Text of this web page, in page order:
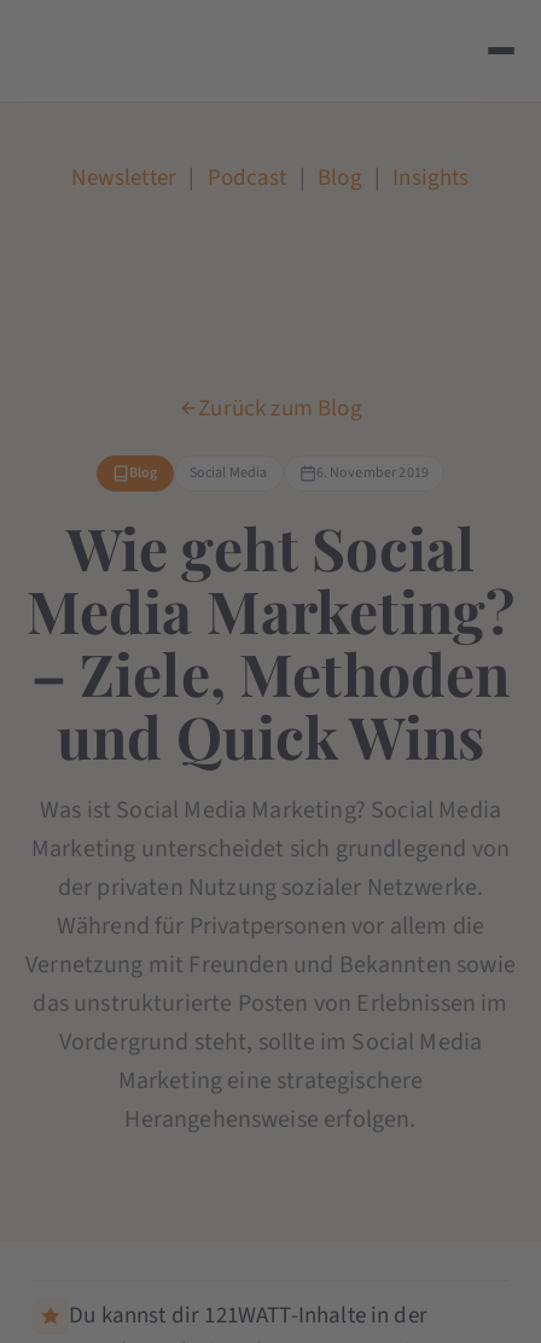
Newsletter | Podcast | Blog | Insights
Zurück zum Blog
Blog Social Media 6. November 2019
Wie geht Social
Media Marketing?
– Ziele, Methoden
und Quick Wins
Was ist Social Media Marketing? Social Media
Marketing unterscheidet sich grundlegend von
der privaten Nutzung sozialer Netzwerke.
Während für Privatpersonen vor allem die
Vernetzung mit Freunden und Bekannten sowie
das unstrukturierte Posten von Erlebnissen im
Vordergrund steht, sollte im Social Media
Marketing eine strategischere
Herangehensweise erfolgen.
Du kannst dir 121WATT-Inhalte in der